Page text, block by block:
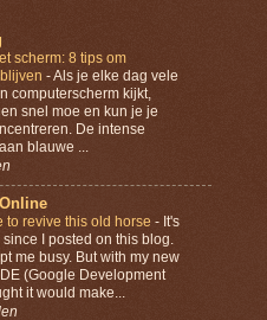
scherm: 8 tips om
-Als je elke dag vele
computerscherm kijkt,
snel moe en kun je je
De intense
blauwe ...
to revive this old horse - It's
I posted on this blog.
me busy. But with my new
(Google Development
it would make...